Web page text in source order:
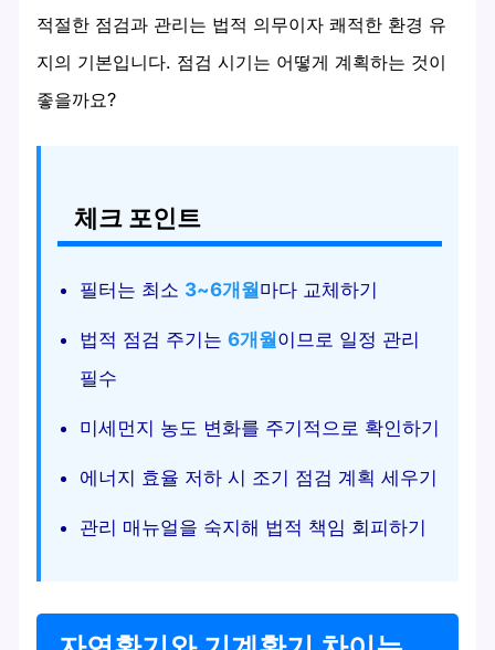
적절한 점검과 관리는 법적 의무이자 쾌적한 환경 유
지의 기본입니다. 점검 시기는 어떻게 계획하는 것이
좋을까요?
체크 포인트
필터는 최소 3~6개월마다 교체하기
법적 점검 주기는6개월이므로 일정 관리
필수
미세먼지 농도 변화를 주기적으로 확인하기
에너지 효율 저하 시 조기 점검 계획 세우기
관리 매뉴얼을 숙지해 법적 책임 회피하기